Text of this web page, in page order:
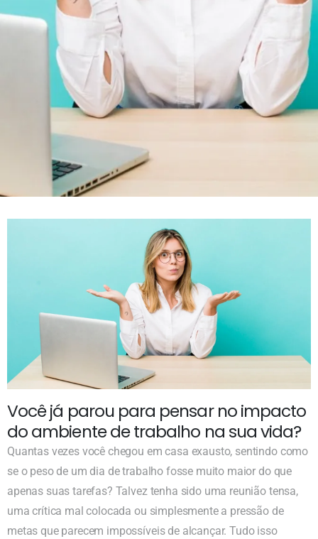
Você já parou para pensar no impacto
do ambiente de trabalho na sua vida?
Quantas vezes você chegou em casa exausto, sentindo como
se o peso de um dia de trabalho fosse muito maior do que
apenas suas tarefas? Talvez tenha sido uma reunião tensa,
uma crítica mal colocada ou simplesmente a pressão de
metas que parecem impossíveis de alcançar. Tudo isso